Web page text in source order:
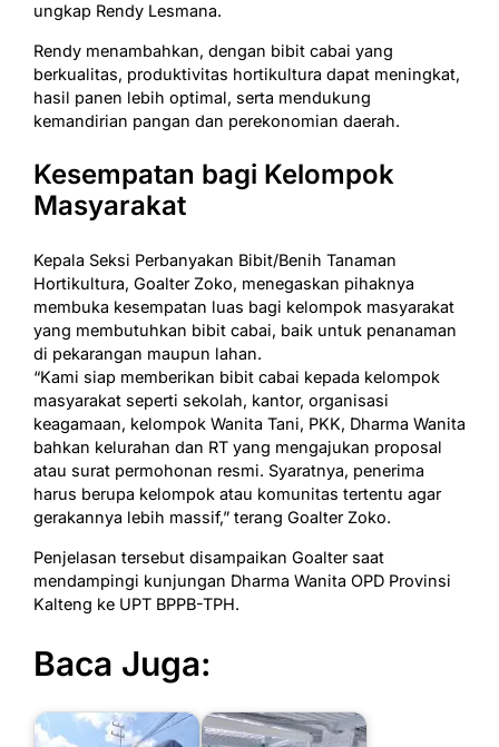
ungkap Rendy Lesmana.
Rendy menambahkan, dengan bibit cabai yang
berkualitas, produktivitas hortikultura dapat meningkat,
hasil panen lebih optimal, serta mendukung
kemandirian pangan dan perekonomian daerah.
Kesempatan bagi Kelompok
Masyarakat
Kepala Seksi Perbanyakan Bibit/Benih Tanaman
Hortikultura, Goalter Zoko, menegaskan pihaknya
membuka kesempatan luas bagi kelompok masyarakat
yang membutuhkan bibit cabai, baik untuk penanaman
di pekarangan maupun lahan.
“Kami siap memberikan bibit cabai kepada kelompok
masyarakat seperti sekolah, kantor, organisasi
keagamaan, kelompok Wanita Tani, PKK, Dharma Wanita
bahkan kelurahan dan RT yang mengajukan proposal
atau surat permohonan resmi. Syaratnya, penerima
harus berupa kelompok atau komunitas tertentu agar
gerakannya lebih massif,” terang Goalter Zoko.
Penjelasan tersebut disampaikan Goalter saat
mendampingi kunjungan Dharma Wanita OPD Provinsi
Kalteng ke UPT BPPB-TPH.
Baca Juga: